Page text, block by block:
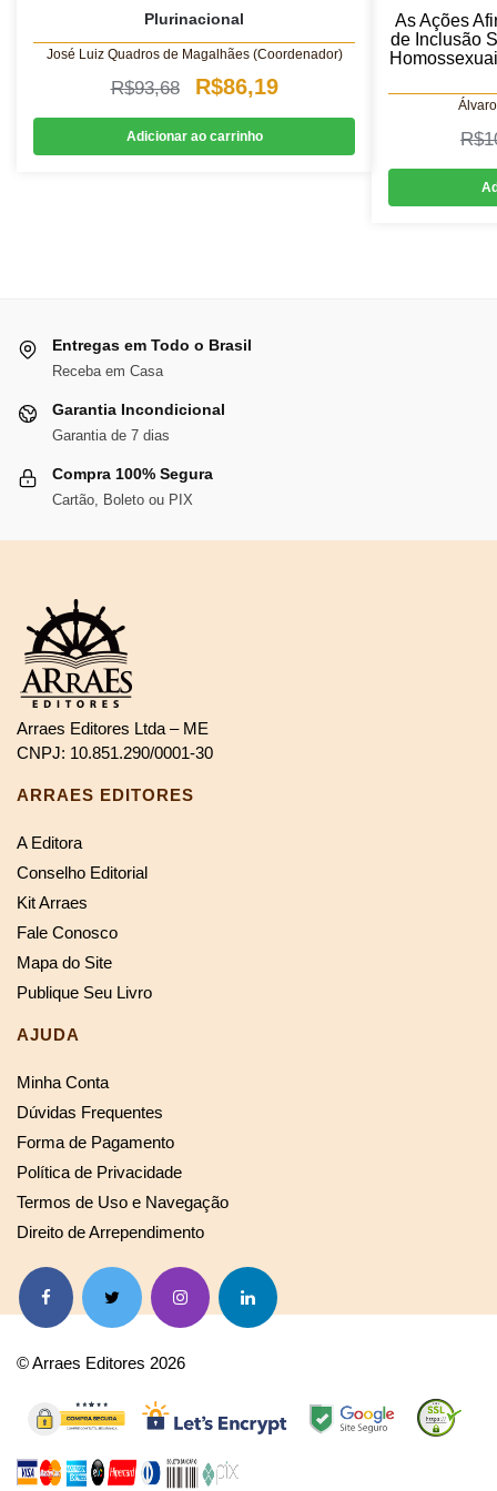
Plurinacional
José Luiz Quadros de Magalhães (Coordenador)
R$93,68
O
preço
original
R$86,19O
preço
atual
Adicionar ao carrinho
As Ações
de Inclusão
R$
Entregas em Todo o Brasil
Receba em Casa
Garantia Incondicional
Garantia de 7 dias
Compra 100% Segura
Cartão, Boleto ou PIX
Arraes Editores Ltda – ME
CNPJ: 10.851.290/0001-30
ARRAES EDITORES
A Editora
Conselho Editorial
Kit Arraes
Fale Conosco
Mapa do Site
Publique Seu Livro
AJUDA
Minha Conta
Dúvidas Frequentes
Forma de Pagamento
Política de Privacidade
Termos de Uso e Navegação
Direito de Arrependimento
© Arraes Editores 2026